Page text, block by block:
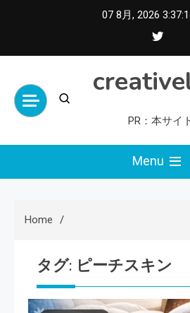
07 8月, 2026
PR：本サイ
Menu
Home
タグ: ピーチスキン